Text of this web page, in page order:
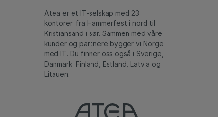
teknologi
å utvikle og
markedet.
Atea er et IT-selskap med 23
kontorer, fra Hammerfest i nord til
Kristiansand i sør. Sammen med våre
kunder og partnere bygger vi Norge
med IT. Du finner oss også i Sverige,
Danmark, Finland, Estland, Latvia og
Litauen.